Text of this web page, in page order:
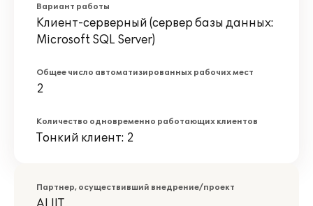
Вариант работы
Клиент-серверный (сервер базы данных:
Microsoft SQL Server)
Общее число автоматизированных рабочих мест
2
Количество одновременно работающих клиентов
Тонкий клиент: 2
Партнер, осуществивший внедрение/проект